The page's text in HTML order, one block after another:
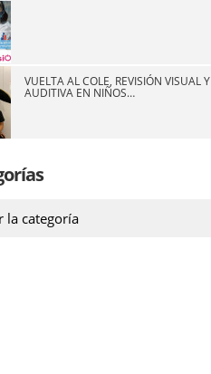
VUELTA AL COLE, REVISIÓN VISUAL Y
AUDITIVA EN NIÑOS…